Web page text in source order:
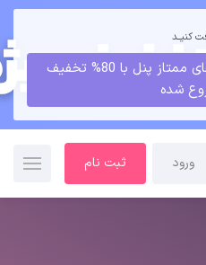
کنیــد
محصولات و سرویس های ممتاز پنل با 80% تخفیف
شده
ورود ثبت نام